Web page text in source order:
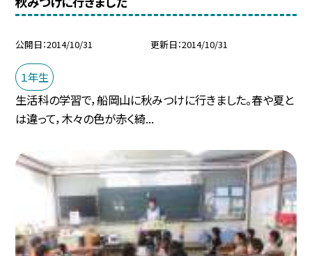
公開日 2014/10/31 更新日 2014/10/31
１年生
生活科の学習で，船岡山に秋みつけに行きました。春や夏と
は違って，木々の色が赤く綺...